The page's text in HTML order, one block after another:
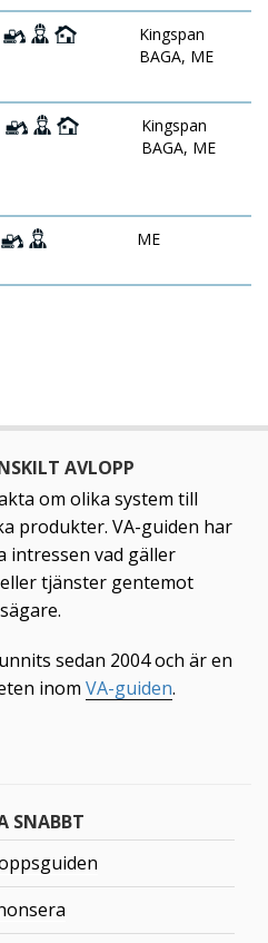
Kingspan
BAGA, ME
Kingspan
BAGA, ME
ME
AVLOPP
om olika system till
produkter. VA-guiden har
intressen vad gäller
tjänster gentemot
sedan 2004 och är en
inom VA-guiden.
SNABBT